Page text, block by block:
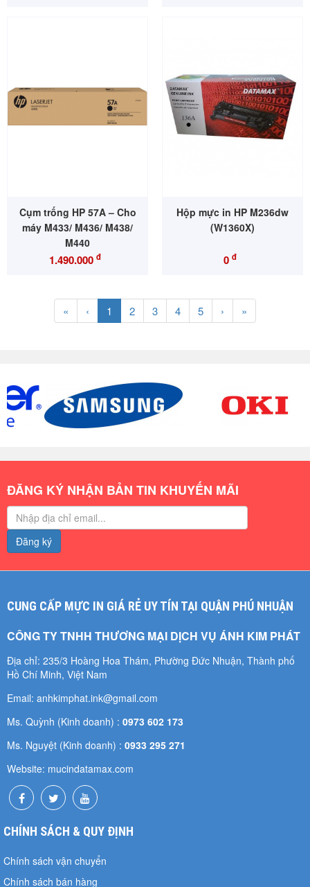
Cụm trống HP 57A – Cho
máy M433/ M436/ M438/
M440
1.490.000 đ
Hộp mực in HP M236dw
(W1360X)
0 đ
« ‹ 1 2 3 4 5 › »
ĐĂNG KÝ NHẬN BẢN TIN KHUYẾN MÃI
Đăng ký
CUNG CẤP MỰC IN GIÁ RẺ UY TÍN TẠI QUẬN PHÚ NHUẬN
CÔNG TY TNHH THƯƠNG MẠI DỊCH VỤ ÁNH KIM PHÁT
Địa chỉ: 235/3 Hoàng Hoa Thám, Phường Đức Nhuận, Thành phố
Hồ Chí Minh, Việt Nam
Email: anhkimphat.ink@gmail.com
Ms. Quỳnh (Kinh doanh) : 0973 602 173
Ms. Nguyệt (Kinh doanh) : 0933 295 271
Website: mucindatamax.com
CHÍNH SÁCH & QUY ĐỊNH
Chính sách vận chuyển
Chính sách bán hàng